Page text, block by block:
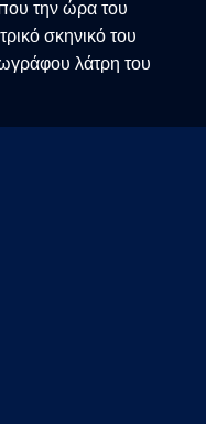
την ώρα του
σκηνικό του
λάτρη του